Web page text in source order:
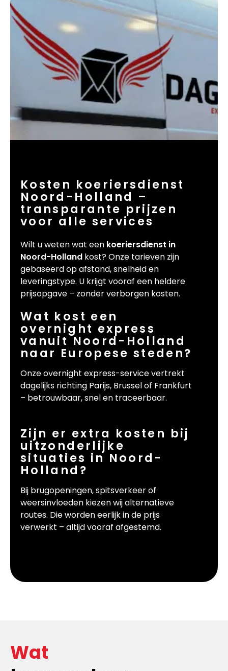
Kosten koeriersdienst
Noord-Holland –
transparante prijzen
voor alle services
Wilt u weten wat een koeriersdienst in
Noord-Holland kost? Onze tarieven zijn
gebaseerd op afstand, snelheid en
leveringstype. U krijgt vooraf een heldere
prijsopgave – zonder verborgen kosten.
Wat kost een
overnight express
vanuit Noord-Holland
naar Europese steden?
Onze overnight express-service vertrekt
dagelijks richting Parijs, Brussel of Frankfurt
– betrouwbaar, snel en traceerbaar.
Zijn er extra kosten bij
uitzonderlijke
situaties in Noord-
Holland?
Bij brugopeningen, spitsverkeer of
weersinvloeden kiezen wij alternatieve
routes. Die worden eerlijk in de prijs
verwerkt – altijd vooraf afgestemd.
Wat